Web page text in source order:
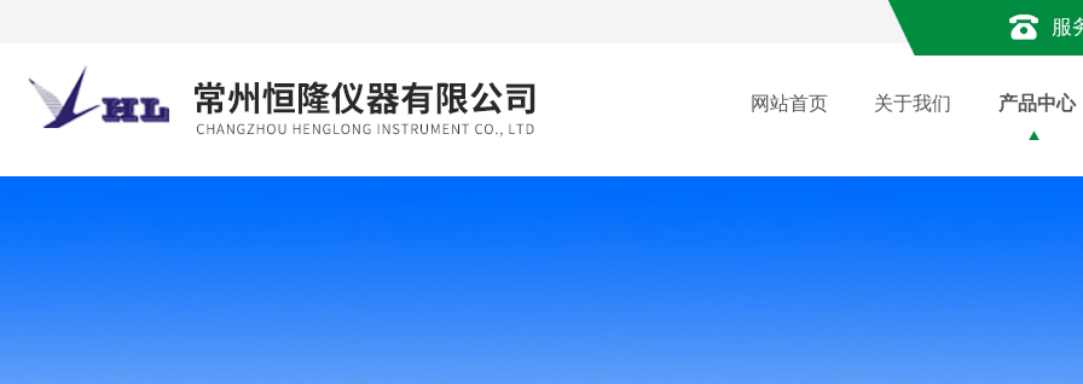
服
网站首页 关于我们 产品中心